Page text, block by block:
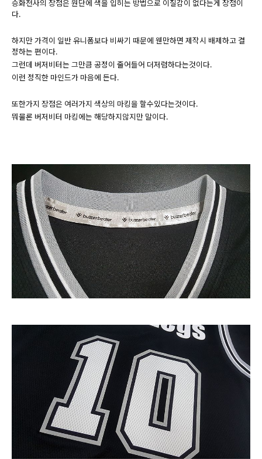
승화전사의 장점은 원단에 색을 입히는 방법으로 이질감이 없다는게 장점이
다.
하지만 가격이 일반 유니폼보다 비싸기 때문에 웬만하면 제작시 배제하고 결
정하는 편이다.
그런데 버저비터는 그만큼 공정이 줄어들어 더저렴하다는것이다.
이런 정직한 마인드가 마음에 든다.
또한가지 장점은 여러가지 색상의 마킹을 할수있다는것이다.
뭐물론 버저비터 마킹에는 해당하지않지만 말이다.